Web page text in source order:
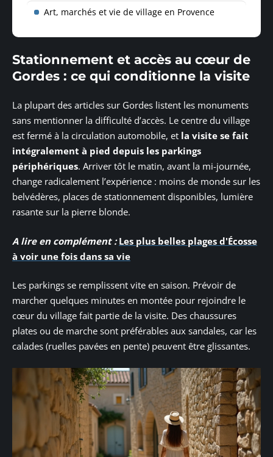
Art, marchés et vie de village en Provence
Stationnement et accès au cœur de
Gordes : ce qui conditionne la visite
La plupart des articles sur Gordes listent les monuments
sans mentionner la difficulté d’accès. Le centre du village
est fermé à la circulation automobile, et la visite se fait
intégralement à pied depuis les parkings
périphériques. Arriver tôt le matin, avant la mi-journée,
change radicalement l’expérience : moins de monde sur les
belvédères, places de stationnement disponibles, lumière
rasante sur la pierre blonde.
A lire en complément : Les plus belles plages d'Écosse
à voir une fois dans sa vie
Les parkings se remplissent vite en saison. Prévoir de
marcher quelques minutes en montée pour rejoindre le
cœur du village fait partie de la visite. Des chaussures
plates ou de marche sont préférables aux sandales, car les
calades (ruelles pavées en pente) peuvent être glissantes.